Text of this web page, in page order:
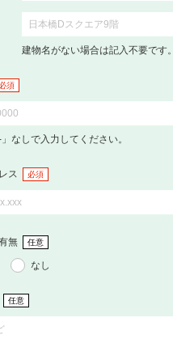
建物名がない場合は記入不要です。
必須
なしで入力してください。
ス 必須
無 任意
なし
任意